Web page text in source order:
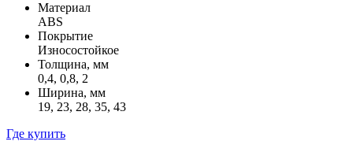
Материал
ABS
Покрытие
Износостойкое
Толщина, мм
0,4, 0,8, 2
Ширина, мм
19, 23, 28, 35, 43
Где купить